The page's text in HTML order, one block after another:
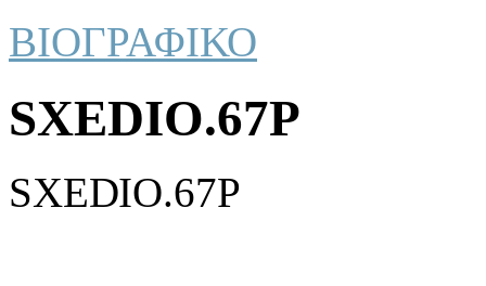
ΒΙΟΓΡΑΦΙΚΟ
SXEDIO.67P
SXEDIO.67P